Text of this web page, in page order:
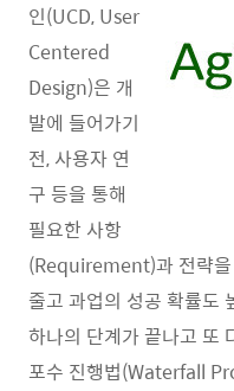
인(UCD, User
Centered
Design)은 개
발에 들어가기
전, 사용자 연
구 등을 통해
필요한 사항
(Requirement)과 전략을
줄고 과업의 성공 확률도
하나의 단계가 끝나고 또
포수 진행법(Waterfall